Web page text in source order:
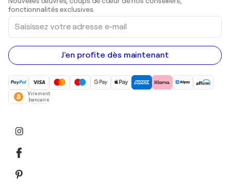
Peintures acryliques
fonctionnalités exclusives.
Saisissez
votre
adresse
e-
mail
J'en profite dès maintenant
Virement
bancaire